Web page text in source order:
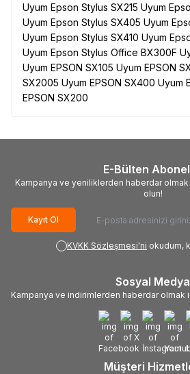
Uyum Epson Stylus SX215 Uyum
Uyum Epson Stylus SX405 Uyum
Uyum Epson Stylus SX410 Uyum
Uyum Epson Stylus Office BX300F
Uyum EPSON SX105 Uyum EPSON
SX2005 Uyum EPSON SX400 Uyum
EPSON SX200
E-Bülten
Kampanya ve yeniliklerden haberdar
olun!
Kayıt Ol
KVKK Sözleşmesi'ni okudum,
Sosyal Medya
Kampanya ve indirimlerden haberdar olmak
Müşteri